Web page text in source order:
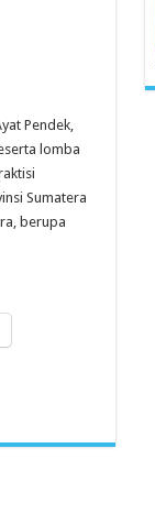
Pendek,
lomba
Sumatera
berupa